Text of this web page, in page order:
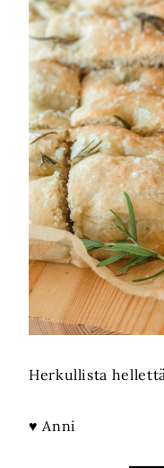
Herkullista
♥ Anni